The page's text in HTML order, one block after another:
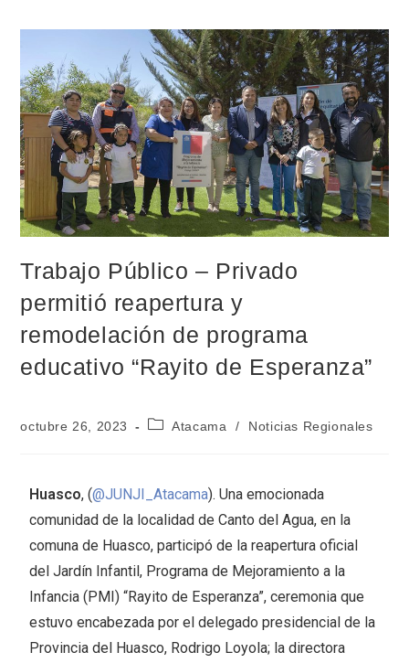
Trabajo Público – Privado
permitió reapertura y
remodelación de programa
educativo “Rayito de Esperanza”
octubre 26, 2023 Atacama / Noticias Regionales
Huasco, (@JUNJI_Atacama). Una emocionada
comunidad de la localidad de Canto del Agua, en la
comuna de Huasco, participó de la reapertura oficial
del Jardín Infantil, Programa de Mejoramiento a la
Infancia (PMI) “Rayito de Esperanza”, ceremonia que
estuvo encabezada por el delegado presidencial de la
Provincia del Huasco, Rodrigo Loyola; la directora